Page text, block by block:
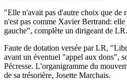
"Elle n'avait pas d'autre choix que de
n'est pas comme Xavier Bertrand: elle
gauche", complète un dirigeant de LR.
Faute de dotation versée par LR,
avant un éventuel "appel aux dons",
Pécresse. L'organigramme du
de sa trésorière, Josette Marchais.